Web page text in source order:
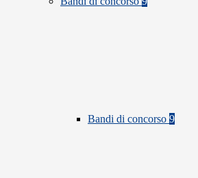
Bandi di concorso 9